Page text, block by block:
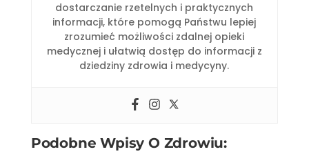
dostarczanie rzetelnych i praktycznych
informacji, które pomogą Państwu lepiej
zrozumieć możliwości zdalnej opieki
medycznej i ułatwią dostęp do informacji z
dziedziny zdrowia i medycyny.
Podobne Wpisy O Zdrowiu: